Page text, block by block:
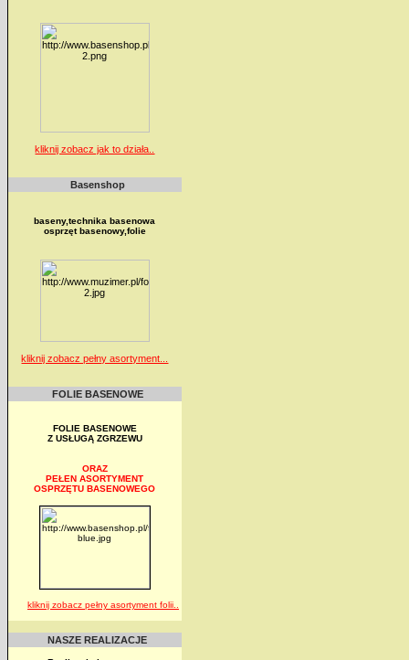
kliknij zobacz jak to działa..
Basenshop
baseny,technika basenowa
osprzęt basenowy,folie
kliknij zobacz pełny asortyment...
FOLIE BASENOWE
FOLIE BASENOWE
Z USŁUGĄ ZGRZEWU
ORAZ
PEŁEN ASORTYMENT
OSPRZĘTU BASENOWEGO
kliknij zobacz pełny asortyment folii..
NASZE REALIZACJE